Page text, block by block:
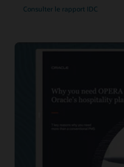
Consulter le rapport IDC